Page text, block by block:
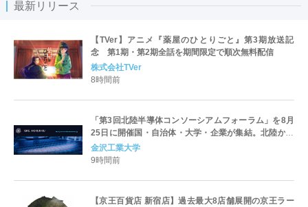
最新リリース
【TVer】アニメ『薬屋のひとりごと』第3期放送記
念 第1期・第2期全話を期間限定で順次無料配信
株式会社TVer
8時間前
「第3回北陸半導体コンソーシアムフォーラム」を8月
25日に開催国・自治体・大学・企業が集結。北陸から
世界に向けた半導体産業の発展とエコシステム形成を
議論
金沢工業大学
9時間前
【京王百貨店 新宿店】過去最大8店舗展開の京王ラー